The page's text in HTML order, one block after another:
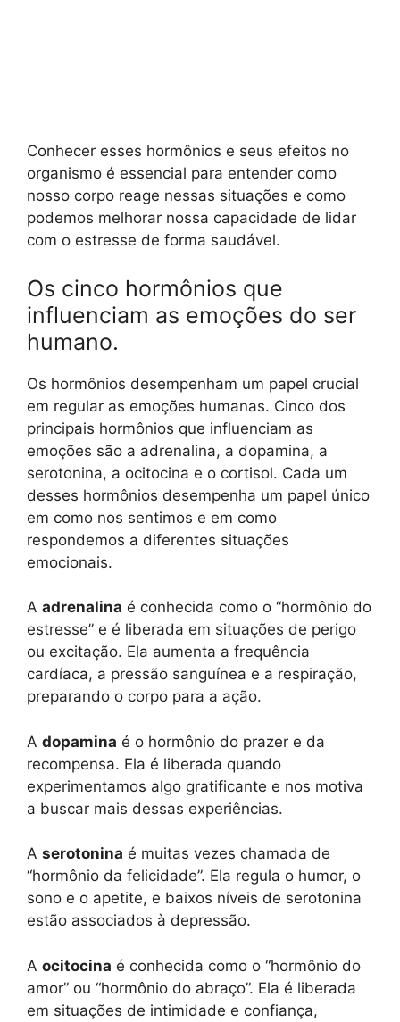
Conhecer esses hormônios e seus efeitos no
organismo é essencial para entender como
nosso corpo reage nessas situações e como
podemos melhorar nossa capacidade de lidar
com o estresse de forma saudável.
Os cinco hormônios que
influenciam as emoções do ser
humano.
Os hormônios desempenham um papel crucial
em regular as emoções humanas. Cinco dos
principais hormônios que influenciam as
emoções são a adrenalina, a dopamina, a
serotonina, a ocitocina e o cortisol. Cada um
desses hormônios desempenha um papel único
em como nos sentimos e em como
respondemos a diferentes situações
emocionais.
A adrenalina é conhecida como o “hormônio do
estresse” e é liberada em situações de perigo
ou excitação. Ela aumenta a frequência
cardíaca, a pressão sanguínea e a respiração,
preparando o corpo para a ação.
A dopamina é o hormônio do prazer e da
recompensa. Ela é liberada quando
experimentamos algo gratificante e nos motiva
a buscar mais dessas experiências.
A serotonina é muitas vezes chamada de
“hormônio da felicidade”. Ela regula o humor, o
sono e o apetite, e baixos níveis de serotonina
estão associados à depressão.
A ocitocina é conhecida como o “hormônio do
amor” ou “hormônio do abraço”. Ela é liberada
em situações de intimidade e confiança,